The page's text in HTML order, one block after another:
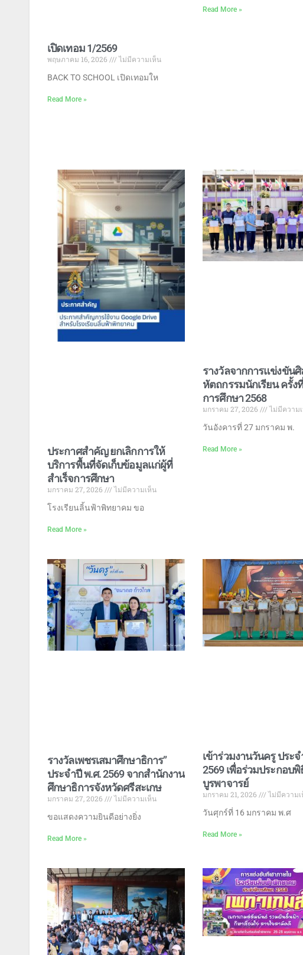
เปิดเทอม 1/2569
พฤษภาคม 16, 2026
ไม่มีความเห็น
BACK TO SCHOOL เปิดเทอมให
Read More »
Read More »
ประกาศสำคัญ ยกเลิกการให้
บริการพื้นที่จัดเก็บข้อมูลแก่ผู้ที่
สำเร็จการศึกษา
มกราคม 27, 2026
ไม่มีความเห็น
โรงเรียนลิ้นฟ้าพิทยาคม ขอ
Read More »
รางวัลจากการแข่งขัน
หัตถกรรมนักเรียน ครั้ง
การศึกษา 2568
มกราคม 27, 2026
ไม่มีความ
วันอังคารที่ 27 มกราคม พ.
Read More »
รางวัลเพชรเสมาศึกษาธิการ”
ประจำปี พ.ศ. 2569 จากสำนักงาน
ศึกษาธิการจังหวัดศรีสะเกษ
มกราคม 27, 2026
ไม่มีความเห็น
ขอแสดงความยินดีอย่างยิ่ง
Read More »
เข้าร่วมงานวันครู ประจ
2569 เพื่อร่วมประกอบ
บูรพาจารย์
มกราคม 21, 2026
ไม่มีความ
วันศุกร์ที่ 16 มกราคม พ.ศ
Read More »